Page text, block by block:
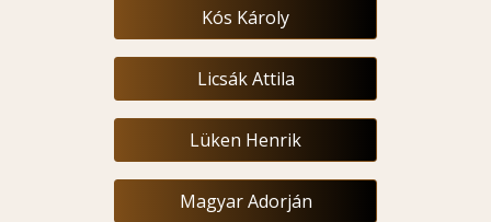
Kós Károly
Licsák Attila
Lüken Henrik
Magyar Adorján